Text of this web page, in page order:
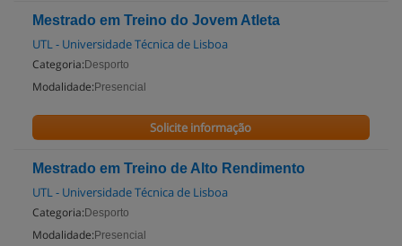
Mestrado em Treino do Jovem Atleta
UTL - Universidade Técnica de Lisboa
Categoria: Desporto
Modalidade: Presencial
Solicite informação
Mestrado em Treino de Alto Rendimento
UTL - Universidade Técnica de Lisboa
Categoria: Desporto
Modalidade: Presencial